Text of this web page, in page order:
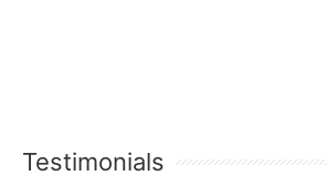
Testimonials